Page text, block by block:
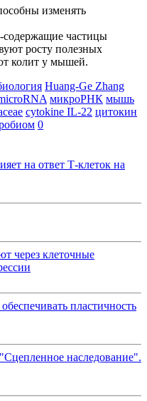
изменять
частицы
росту полезных
колит у мышей.
Huang-Ge Zhang
микроРНК мышь
cytokine IL-22 цитокин
0
на ответ Т-клеток на
через клеточные
пластичность
наследование".